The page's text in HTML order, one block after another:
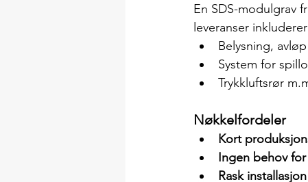
En SDS-modulgrav
leveranser
Belysning,
System for
Trykkluftsrør
Nøkkelfordeler
Kort
Ingen behov
Rask installasjon